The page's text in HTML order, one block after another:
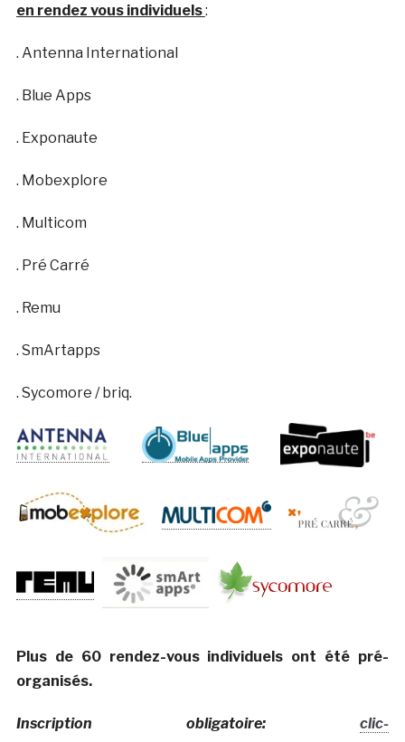
en rendez vous individuels:
. Antenna International
. Blue Apps
. Exponaute
. Mobexplore
. Multicom
. Pré Carré
. Remu
. SmArtapps
. Sycomore / briq.
Plus de 60 rendez-vous individuels ont été pré-
organisés.
Inscription obligatoire:clic-